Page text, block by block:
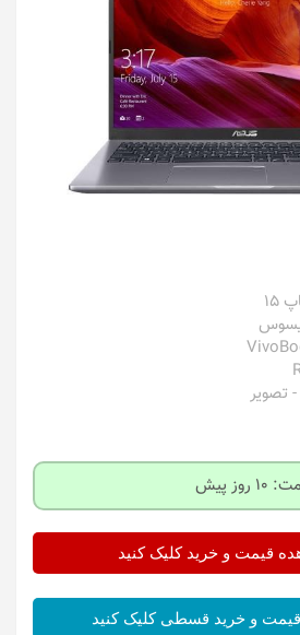
پیش
قیمت و خرید کلیک کنید
و خرید قسطی کلیک کنید